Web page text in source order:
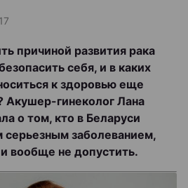
причиной развития рака
себя, и в каких
к здоровью еще
Акушер-гинеколог Лана
о том, кто в Беларуси
серьезным заболеванием,
вообще не допустить.